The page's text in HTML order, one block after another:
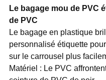
Le bagage mou de PVC
de PVC
Le bagage en plastique
personnalisé étiquette
sur le carrousel plus
Matériel : Le PVC